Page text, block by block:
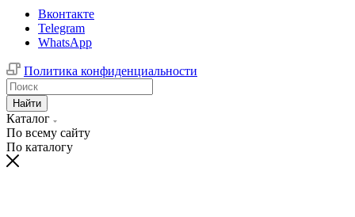
Вконтакте
Telegram
WhatsApp
Политика конфиденциальности
Найти
Каталог
По всему сайту
По каталогу